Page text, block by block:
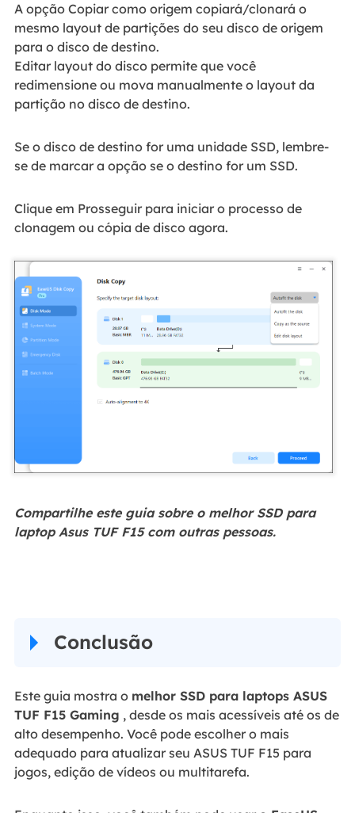
A opção Copiar como origem copiará/clonará o
mesmo layout de partições do seu disco de origem
para o disco de destino.
Editar layout do disco permite que você
redimensione ou mova manualmente o layout da
partição no disco de destino.
Se o disco de destino for uma unidade SSD, lembre-
se de marcar a opção se o destino for um SSD.
Clique em Prosseguir para iniciar o processo de
clonagem ou cópia de disco agora.
Compartilhe este guia sobre o melhor SSD para
laptop Asus TUF F15 com outras pessoas.
Conclusão
Este guia mostra o melhor SSD para laptops ASUS
TUF F15 Gaming , desde os mais acessíveis até os de
alto desempenho. Você pode escolher o mais
adequado para atualizar seu ASUS TUF F15 para
jogos, edição de vídeos ou multitarefa.